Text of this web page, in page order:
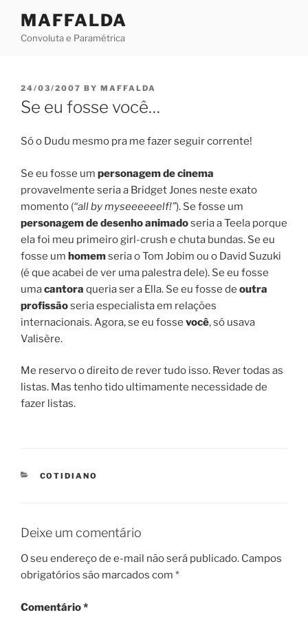
content
MAFFALDA
Convoluta e Paramétrica
POSTED
ON
24/03/2007 BY MAFFALDA
Se eu fosse você…
Só o Dudu mesmo pra me fazer seguir corrente!
Se eu fosse um personagem de cinema
provavelmente seria a Bridget Jones neste exato
momento (“all by myseeeeeelf!”). Se fosse um
personagem de desenho animadoseria a Teela porque
ela foi meu primeiro girl-crush e chuta bundas. Se eu
fosse um homemseria o Tom Jobim ou o David Suzuki
(é que acabei de ver uma palestra dele). Se eu fosse
umacantora queria ser a Ella. Se eu fosse de outra
profissãoseria especialista em relações
internacionais. Agora, se eu fosse você, só usava
Valisère.
Me reservo o direito de rever tudo isso. Rever todas as
listas. Mas tenho tido ultimamente necessidade de
fazer listas.
CATEGORIES
COTIDIANO
Deixe um comentário
O seu endereço de e-mail não será publicado. Campos
obrigatórios são marcados com *
Comentário*